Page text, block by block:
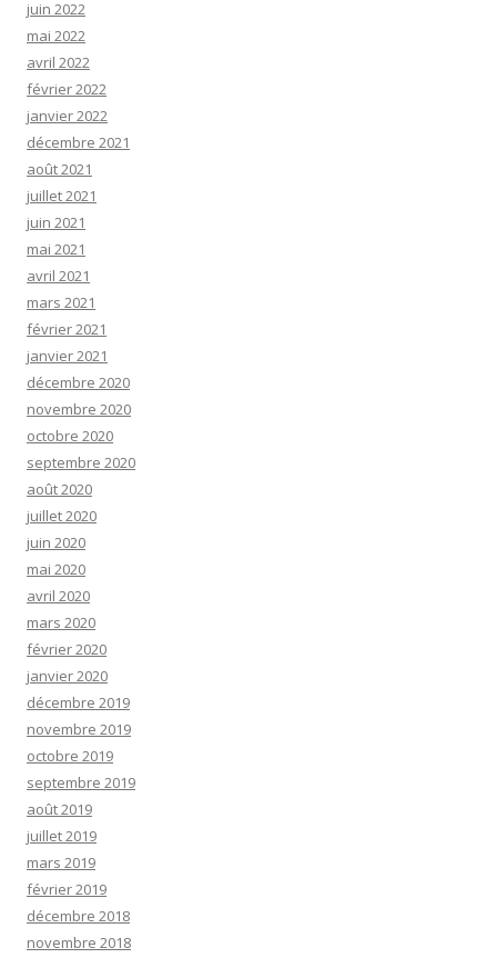
juin 2022
mai 2022
avril 2022
février 2022
janvier 2022
décembre 2021
août 2021
juillet 2021
juin 2021
mai 2021
avril 2021
mars 2021
février 2021
janvier 2021
décembre 2020
novembre 2020
octobre 2020
septembre 2020
août 2020
juillet 2020
juin 2020
mai 2020
avril 2020
mars 2020
février 2020
janvier 2020
décembre 2019
novembre 2019
octobre 2019
septembre 2019
août 2019
juillet 2019
mars 2019
février 2019
décembre 2018
novembre 2018